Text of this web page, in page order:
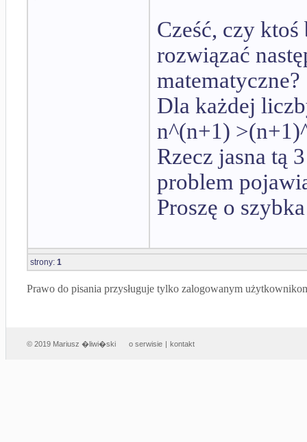
Cześć, czy
rozwiązać
matematyczne?
Dla każdej
n^(n+1)
Rzecz jasna tą
problem
Proszę o
strony: 1
Prawo do pisania przysługuje tylko zalogowanym
© 2019 Mariusz �liwi�ski o serwisie | kontakt